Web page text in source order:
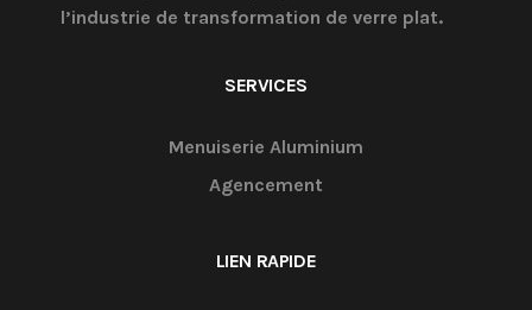
l’industrie de transformation de verre plat.
SERVICES
Menuiserie Aluminium
Agencement
LIEN RAPIDE